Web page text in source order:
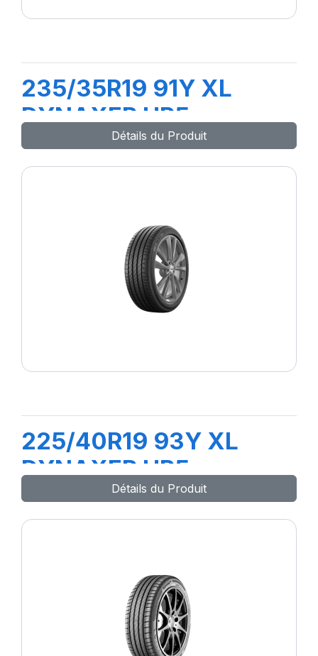
235/35R19 91Y XL
DYNAXER HP5
Détails du Produit
225/40R19 93Y XL
DYNAXER HP5
Détails du Produit